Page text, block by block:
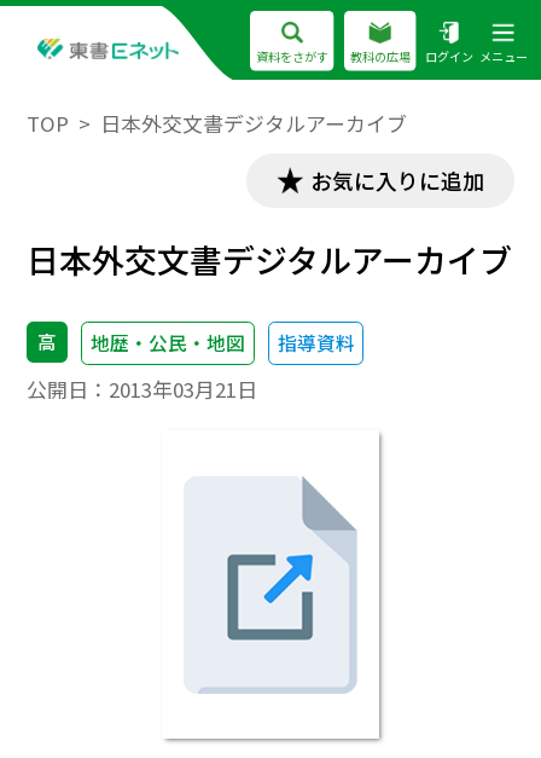
資料をさがす 教科の広場 ログイン メニュー
TOP 日本外交文書デジタルアーカイブ
お気に入りに追加
日本外交文書デジタルアーカイブ
高 地歴・公民・地図 指導資料
公開日： 2013年03月21日